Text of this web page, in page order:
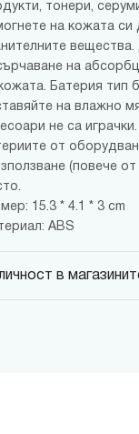
тонери,
на кожата
на
Батерия тип
на влажно
не са
от
(повече
15.3 * 4.1 * 3 cm
ABS
в